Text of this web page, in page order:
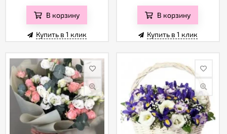
В корзину
Купить в 1 клик
В корзину
Купить в 1 клик